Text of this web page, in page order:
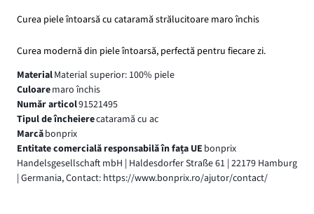
Curea piele întoarsă cu cataramă strălucitoare maro închis
Curea modernă din piele întoarsă, perfectă pentru fiecare zi.
MaterialMaterial superior: 100% piele
Culoaremaro închis
Număr articol91521495
Tipul de încheierecataramă cu ac
Marcăbonprix
Entitate comercială responsabilă în fața UE bonprix
Handelsgesellschaft mbH | Haldesdorfer Straße 61 | 22179 Hamburg
| Germania, Contact: https://www.bonprix.ro/ajutor/contact/